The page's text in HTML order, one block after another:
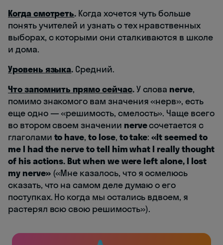
Когда смотреть. Когда хочется чуть больше
понять учителей и узнать о тех нравственных
выборах, с которыми они сталкиваются в школе
и дома.
Уровень языка. Средний.
Что запомнить прямо сейчас.У слова nerve,
помимо знакомого вам значения «нерв», есть
еще одно — «решимость, смелость». Чаще всего
во втором своем значении nerveсочетается с
глаголами to have,to lose, to take:«It seemed to
me I had the nerve to tell him what I really thought
of his actions. But when we were left alone, I lost
my nerve»(«Мне казалось, что я осмелюсь
сказать, что на самом деле думаю о его
поступках. Но когда мы остались вдвоем, я
растерял всю свою решимость»).